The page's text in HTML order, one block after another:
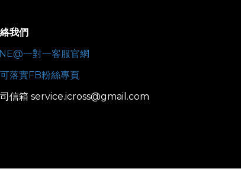
我們
一對一客服官網
落實FB粉絲專頁
信箱 service.icross@gmail.com